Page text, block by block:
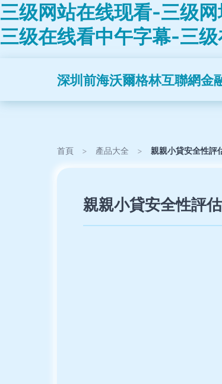
三级网站在线现看-三级
三级在线看中午字幕-三
深圳前海沃爾格林互聯網金
首頁 > 產品大全 > 親親小貸安全性評
親親小貸安全性評